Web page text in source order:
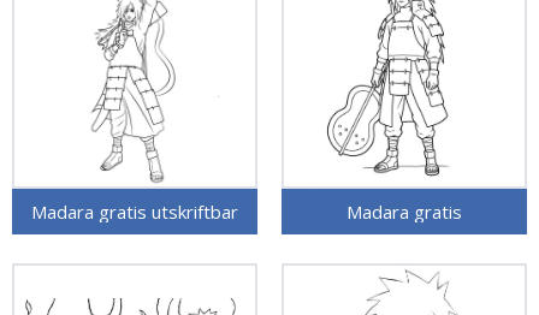
Madara gratis utskriftbar Madara gratis